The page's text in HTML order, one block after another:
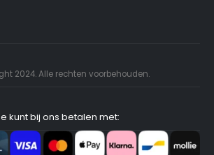
2024. Alle rechten voorbehouden.
kunt bij ons betalen met: